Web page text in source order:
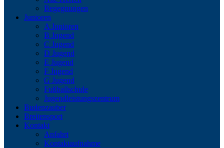
Begegnungen
Junioren
A Junioren
B Jugend
C Jugend
D Jugend
E Jugend
F Jugend
G Jugend
Fußballschule
Jugendleistungszentrum
Budenzauber
Breitensport
Kontakt
Anfahrt
Kontaktaufnahme